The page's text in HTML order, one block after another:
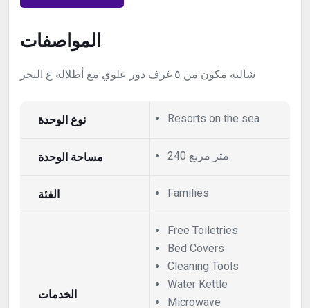
المواصفات
شاليه مكون من ٥ غرف دور علوي مع أطلاله ع البحر
نوع الوحدة Resorts on the sea
مساحة الوحدة 240 متر مربع
الفئة Families
الخدمات
Free Toiletries
Bed Covers
Cleaning Tools
Water Kettle
Microwave